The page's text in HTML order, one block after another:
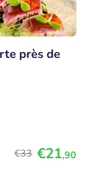
près de
€33 €21,90